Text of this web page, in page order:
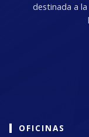
destinada a
OFICINAS